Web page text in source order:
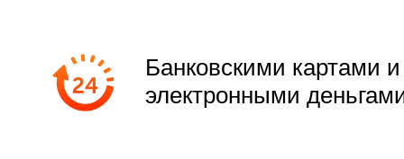
Банковскими картами и
электронными